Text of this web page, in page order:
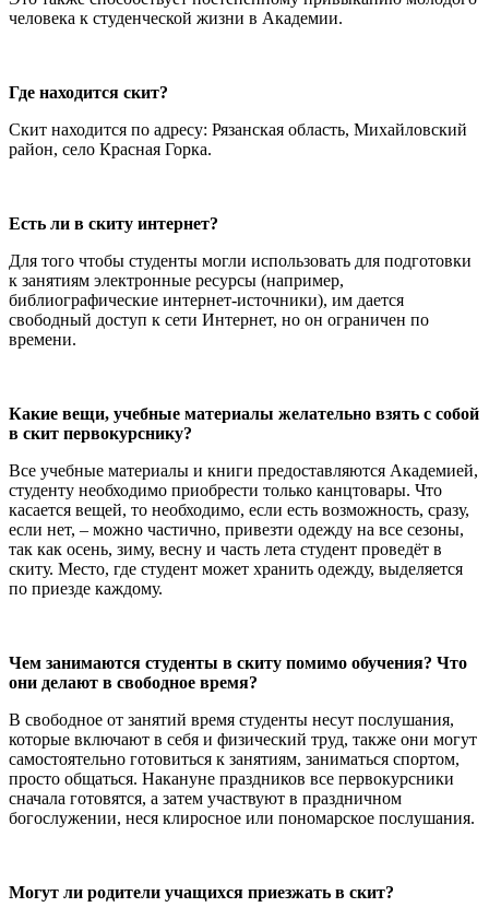
человека к студенческой жизни в Академии.
Где находится скит?
Скит находится по адресу: Рязанская область, Михайловский
район, село Красная Горка.
Есть ли в скиту интернет?
Для того чтобы студенты могли использовать для подготовки
к занятиям электронные ресурсы (например,
библиографические интернет-источники), им дается
свободный доступ к сети Интернет, но он ограничен по
времени.
Какие вещи, учебные материалы желательно взять с собой
в скит первокурснику?
Все учебные материалы и книги предоставляются Академией,
студенту необходимо приобрести только канцтовары. Что
касается вещей, то необходимо, если есть возможность, сразу,
если нет, – можно частично, привезти одежду на все сезоны,
так как осень, зиму, весну и часть лета студент проведёт в
скиту. Место, где студент может хранить одежду, выделяется
по приезде каждому.
Чем занимаются студенты в скиту помимо обучения? Что
они делают в свободное время?
В свободное от занятий время студенты несут послушания,
которые включают в себя и физический труд, также они могут
самостоятельно готовиться к занятиям, заниматься спортом,
просто общаться. Накануне праздников все первокурсники
сначала готовятся, а затем участвуют в праздничном
богослужении, неся клиросное или пономарское послушания.
Могут ли родители учащихся приезжать в скит?